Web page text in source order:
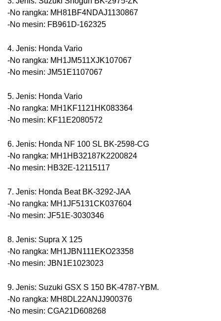
-No rangka: MH81BF4NDAJ1130867
-No mesin: FB961D-162325
4. Jenis: Honda Vario
-No rangka: MH1JM511XJK107067
-No mesin: JM51E1107067
5. Jenis: Honda Vario
-No rangka: MH1KF1121HK083364
-No mesin: KF11E2080572
6. Jenis: Honda NF 100 SL BK-2598-CG
-No rangka: MH1HB32187K2200824
-No mesin: HB32E-12115117
7. Jenis: Honda Beat BK-3292-JAA
-No rangka: MH1JF5131CK037604
-No mesin: JF51E-3030346
8. Jenis: Supra X 125
-No rangka: MH1JBN111EKO23358
-No mesin: JBN1E1023023
9. Jenis: Suzuki GSX S 150 BK-4787-YBM.
-No rangka: MH8DL22ANJJ900376
-No mesin: CGA21D608268